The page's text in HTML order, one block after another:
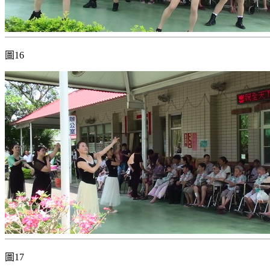
圖16
圖17